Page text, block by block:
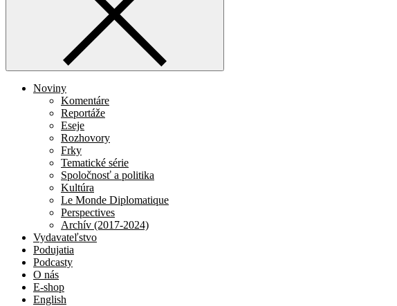
Noviny
Komentáre
Reportáže
Eseje
Rozhovory
Frky
Tematické série
Spoločnosť a politika
Kultúra
Le Monde Diplomatique
Perspectives
Archív (2017-2024)
Vydavateľstvo
Podujatia
Podcasty
O nás
E-shop
English